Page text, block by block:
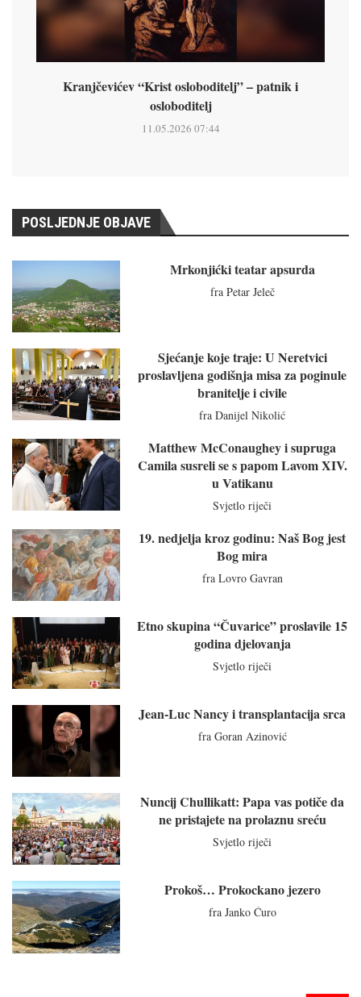
Kranjčevićev “Krist osloboditelj” – patnik i
osloboditelj
11.05.2026 07:44
POSLJEDNJE OBJAVE
Mrkonjićki teatar apsurda
fra Petar Jeleč
Sjećanje koje traje: U Neretvici
proslavljena godišnja misa za poginule
branitelje i civile
fra Danijel Nikolić
Matthew McConaughey i supruga
Camila susreli se s papom Lavom XIV.
u Vatikanu
Svjetlo riječi
19. nedjelja kroz godinu: Naš Bog jest
Bog mira
fra Lovro Gavran
Etno skupina “Čuvarice” proslavile 15
godina djelovanja
Svjetlo riječi
Jean-Luc Nancy i transplantacija srca
fra Goran Azinović
Nuncij Chullikatt: Papa vas potiče da
ne pristajete na prolaznu sreću
Svjetlo riječi
Prokoš… Prokockano jezero
fra Janko Ćuro